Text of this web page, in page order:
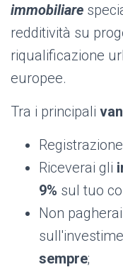
immobiliare
redditività su
riqualificazione
europee.
Tra i principali
Riceverai gli
9% sul tuo
Non
sempre;